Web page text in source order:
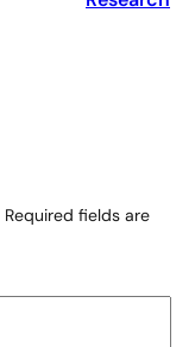
Required fields are